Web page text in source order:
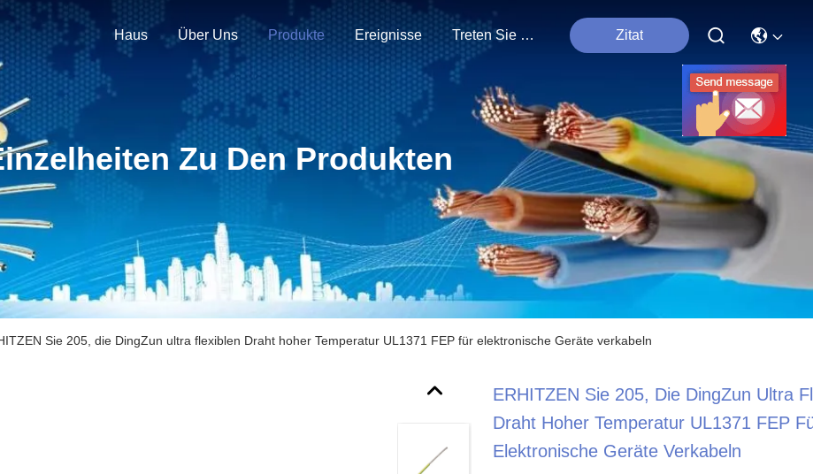
Haus Über Uns Produkte Ereignisse Treten Sie Mit Uns In Verbindung Zitat
Zu Den Produkten
Sie 205, die DingZun ultra flexiblen Draht hoher Temperatur UL1371 FEP für elektronische Geräte verkabeln
ERHITZEN Sie 205, Die DingZun Ultra
Draht Hoher Temperatur UL1371 FEP
Elektronische Geräte Verkabeln